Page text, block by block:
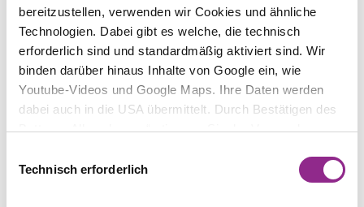
bereitzustellen, verwenden wir Cookies und ähnliche
Technologien. Dabei gibt es welche, die technisch
erforderlich sind und standardmäßig aktiviert sind. Wir
binden darüber hinaus Inhalte von Google ein, wie
Youtube-Videos und Google Maps. Ihre Daten werden
dabei auch in die USA übermittelt. Durch Bestätigen des
Buttons „Alle zulassen“ stimmen Sie der Verwendung zu.
Sie einzelne Kategorien an- oder abwählen und „Auswahl
erlauben“ klicken. Mit „Ablehnen“ werden keine Cookies
Technisch erforderlich
Mehr zu "weblaw"
EXTERNER LINK
zur Website